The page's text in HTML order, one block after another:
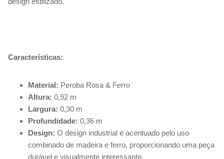
Características:
Material: Peroba Rosa & Ferro
Altura: 0,92 m
Largura: 0,30 m
Profundidade: 0,36 m
Design: O design industrial é acentuado pelo uso
combinado de madeira e ferro, proporcionando uma peça
durável e visualmente interessante.